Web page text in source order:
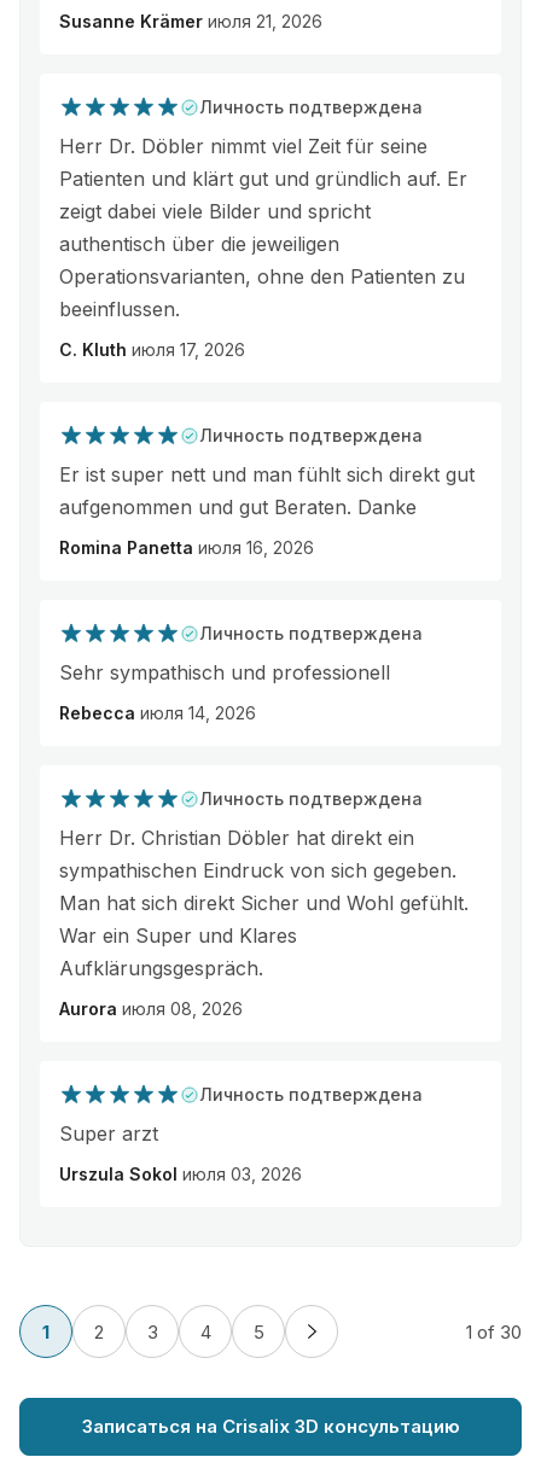
Susanne Krämer июля 21, 2026
Личность подтверждена
Herr Dr. Döbler nimmt viel Zeit für seine
Patienten und klärt gut und gründlich auf. Er
zeigt dabei viele Bilder und spricht
authentisch über die jeweiligen
Operationsvarianten, ohne den Patienten zu
beeinflussen.
C. Kluth июля 17, 2026
Личность подтверждена
Er ist super nett und man fühlt sich direkt gut
aufgenommen und gut Beraten. Danke
Romina Panetta июля 16, 2026
Личность подтверждена
Sehr sympathisch und professionell
Rebecca июля 14, 2026
Личность подтверждена
Herr Dr. Christian Döbler hat direkt ein
sympathischen Eindruck von sich gegeben.
Man hat sich direkt Sicher und Wohl gefühlt.
War ein Super und Klares
Aufklärungsgespräch.
Aurora июля 08, 2026
Личность подтверждена
Super arzt
Urszula Sokol июля 03, 2026
1 2 3 4 5 1 of 30
Записаться на Crisalix 3D консультацию